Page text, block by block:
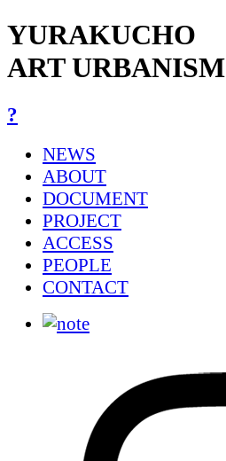
YURAKUCHO
ART URBANISM
?
NEWS
ABOUT
DOCUMENT
PROJECT
ACCESS
PEOPLE
CONTACT